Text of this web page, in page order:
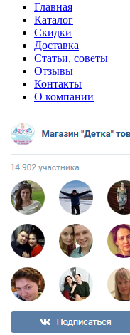
Главная
Каталог
Скидки
Доставка
Статьи, советы
Отзывы
Контакты
О компании